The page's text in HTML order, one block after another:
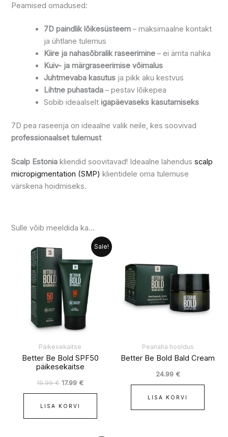
Peamised omadused:
7D paindlik lõikesüsteem – maksimaalne kontakt
ja ühtlane tulemus
Kiire ja nahasõbralik raseerimine – ei ärrita nahka
Kuiv- ja märgraseerimise võimalus
Juhtmevaba kasutus ja pikk aku kestvus
Lihtne puhastada – pestav lõikepea
Sobib ideaalseltigapäevaseks kasutamiseks
7D pea raseerija on ideaalne valik neile, kes soovivad
professionaalset tulemust
Scalp Estonia kliendid soovitavad! Ideaalne lahendusscalp
micropigmentation (SMP) klientidele oma tulemuse
värskena hoidmiseks.
Sulle võib meeldida ka…
Sale!
Päikesekaitse
Better Be Bold SPF50
päikesekaitse
19.99€
hind
oli:
19.99 €.
17.99€
Praegune
hind
on:
17.99 €.
LISA KORVI
Peanaha hooldus
Better Be Bold Bald Cream
24.99 €
LISA KORVI